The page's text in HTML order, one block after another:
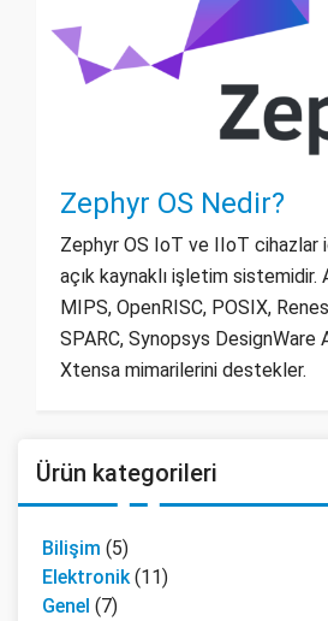
Zephyr OS Nedir?
Zephyr OS IoT ve IIoT cihazlar
açık kaynaklı işletim sistemidir.
MIPS, OpenRISC, POSIX,
SPARC, Synopsys DesignWare
Xtensa mimarilerini destekler.
Ürün kategorileri
Bilişim (5)
Elektronik (11)
Genel (7)